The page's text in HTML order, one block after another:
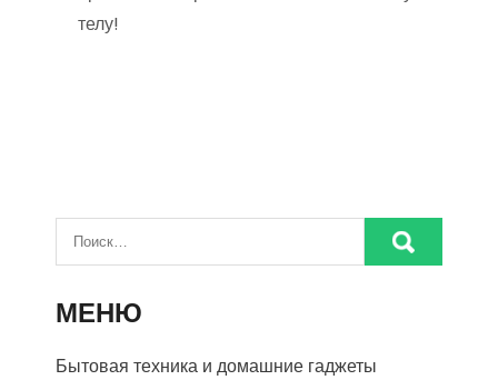
телу!
МЕНЮ
Бытовая техника и домашние гаджеты